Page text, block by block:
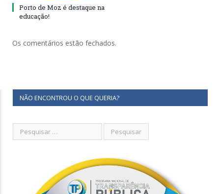
Porto de Moz é destaque na
educação!
Os comentários estão fechados.
NÃO ENCONTROU O QUE QUERIA?